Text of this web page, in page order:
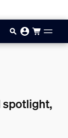
spotlight,